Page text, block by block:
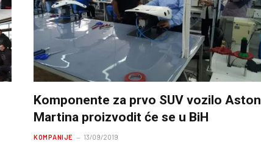
Komponente za prvo SUV vozilo Aston
Martina proizvodit će se u BiH
KOMPANIJE 13/09/2019